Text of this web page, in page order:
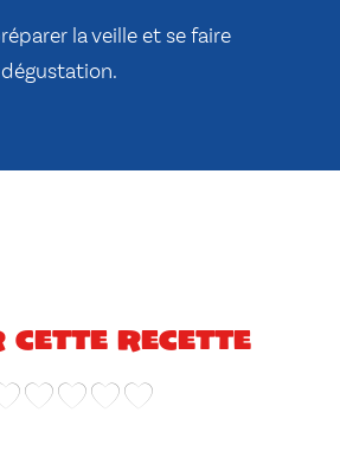
la veille et se faire
cette recette